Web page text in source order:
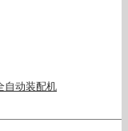
自动装配机